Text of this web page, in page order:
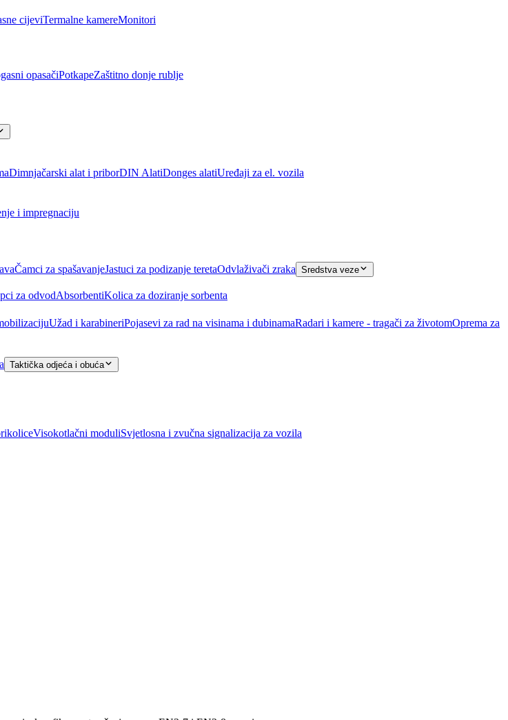
cijeviTermalne kamereMonitori
opasačiPotkapeZaštitno donje rublje
Dimnjačarski alat i priborDIN AlatiDonges alatiUređaji za el. vozila
i impregnaciju
Čamci za spašavanjeJastuci za podizanje teretaOdvlaživači zraka Sredstva veze
za odvodAbsorbentiKolica za doziranje sorbenta
Užad i karabineriPojasevi za rad na visinama i dubinamaRadari i kamere - tragači za životomOprema za
Taktička odjeća i obuća
Visokotlačni moduliSvjetlosna i zvučna signalizacija za vozila